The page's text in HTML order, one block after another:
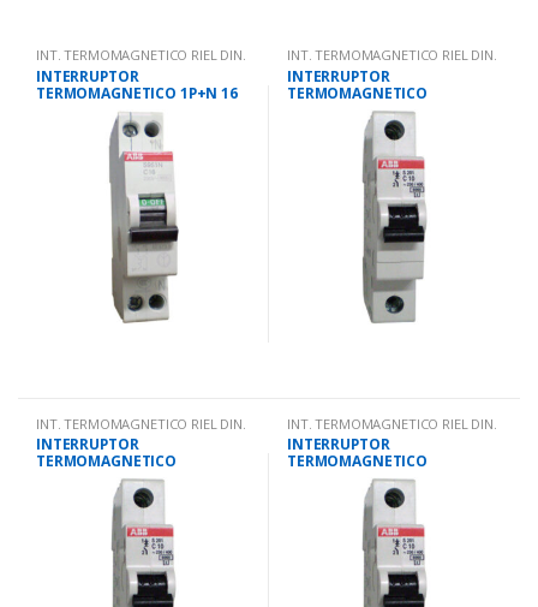
INT. TERMOMAGNETICO RIEL DIN.
INTERRUPTOR
TERMOMAGNETICO 1P+N 16
AMPS 10KA IEC 947.2
INT. TERMOMAGNETICO RIEL DIN.
INTERRUPTOR
TERMOMAGNETICO
UNIPOLAR 16 AMPS 10KA IEC
INT. TERMOMAGNETICO RIEL DIN.
INTERRUPTOR
TERMOMAGNETICO
UNIPOLAR 20 AMPS 10KA IEC
INT. TERMOMAGNETICO RIEL DIN.
INTERRUPTOR
TERMOMAGNETICO
UNIPOLAR 4 AMPS 10KA IEC